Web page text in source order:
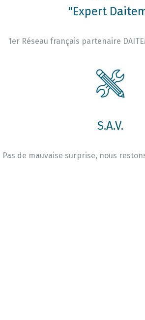
"Expert
1er Réseau français partenaire
S.A.V.
Pas de mauvaise surprise, nous